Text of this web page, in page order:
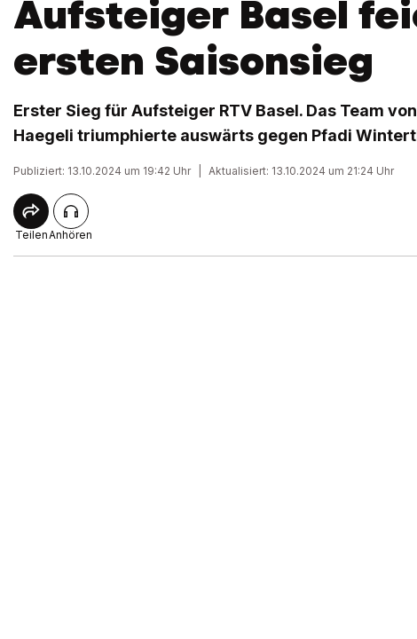
Aufsteiger Basel
ersten Saisonsieg
Erster Sieg für Aufsteiger RTV Basel. Das Team
Haegeli triumphierte auswärts gegen Pfadi
Publiziert: 13.10.2024 um 19:42 Uhr Aktualisiert: 13.10.2024 um 21:24 Uhr
TeilenAnhören